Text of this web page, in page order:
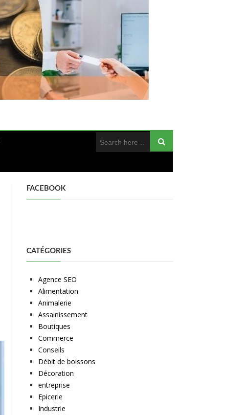
FACEBOOK
CATÉGORIES
Agence SEO
Alimentation
Animalerie
Assainissement
Boutiques
Commerce
Conseils
Débit de boissons
Décoration
entreprise
Epicerie
Industrie